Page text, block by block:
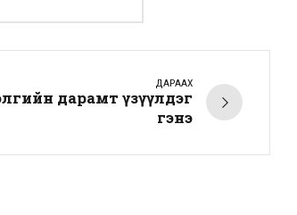
ДАРААХ
дарамт үзүүлдэг
гэнэ